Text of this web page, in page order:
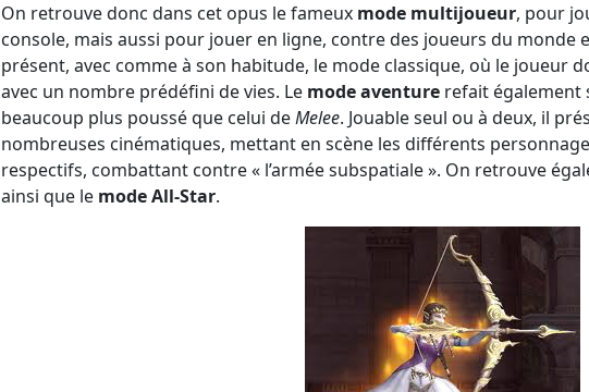
On retrouve donc dans cet opus le fameux mode multijoueur, pour
console, mais aussi pour jouer en ligne, contre des joueurs du monde
présent, avec comme à son habitude, le mode classique, où le joueur
avec un nombre prédéfini de vies. Le mode aventurerefait également
beaucoup plus poussé que celui deMelee. Jouable seul ou à deux, il
nombreuses cinématiques, mettant en scène les différents
respectifs, combattant contre « l’armée subspatiale ». On retrouve
ainsi que le mode All-Star.